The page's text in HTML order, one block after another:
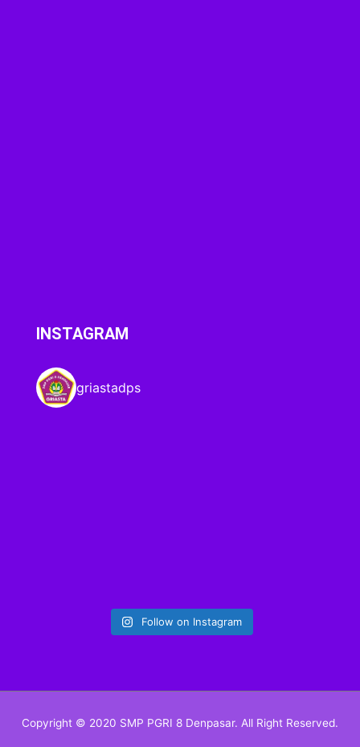
INSTAGRAM
griastadps
Follow on Instagram
Copyright © 2020 SMP PGRI 8 Denpasar. All Right Reserved.